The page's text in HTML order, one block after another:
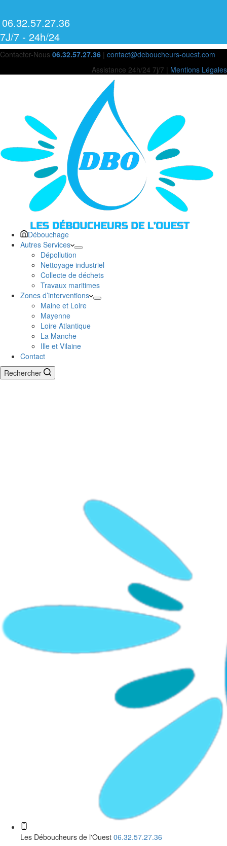
06.32.57.27.36
7J/7 - 24h/24
Contacter-Nous 06.32.57.27.36 | contact@deboucheurs-ouest.com
Assistance 24h/24 7j/7 | Mentions Légales
Débouchage
Autres Services
Dépollution
Nettoyage industriel
Collecte de déchets
Travaux maritimes
Zones d’interventions
Maine et Loire
Mayenne
Loire Atlantique
La Manche
Ille et Vilaine
Contact
Rechercher
Les Déboucheurs de l'Ouest 06.32.57.27.36